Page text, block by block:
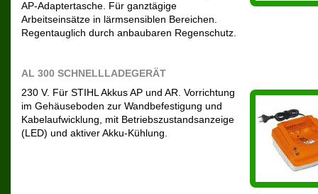
AP-Adaptertasche. Für ganztägige
Arbeitseinsätze in lärmsensiblen Bereichen.
Regentauglich durch anbaubaren Regenschutz.
AL 300 SCHNELLLADEGERÄT
230 V. Für STIHL Akkus AP und AR. Vorrichtung
im Gehäuseboden zur Wandbefestigung und
Kabelaufwicklung, mit Betriebszustandsanzeige
(LED) und aktiver Akku-Kühlung.